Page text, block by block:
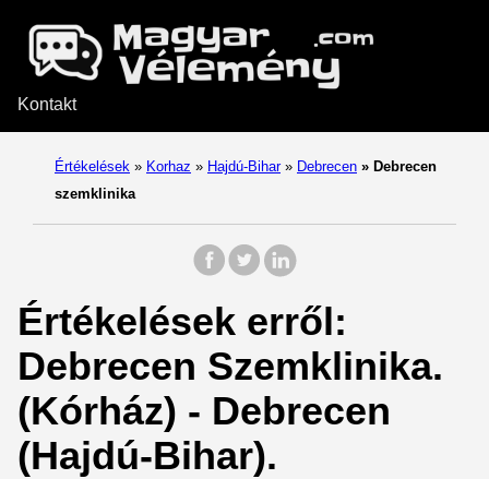
Kontakt
Értékelések » Korhaz » Hajdú-Bihar » Debrecen » Debrecen
szemklinika
Értékelések erről:
Debrecen Szemklinika.
(Kórház) - Debrecen
(Hajdú-Bihar).